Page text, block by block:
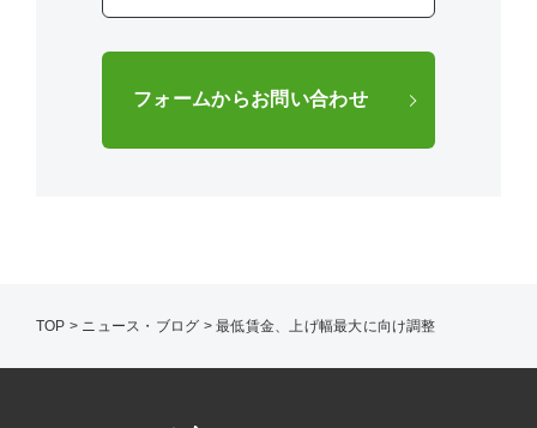
フォームからお問い合わせ
TOP > ニュース・ブログ >最低賃金、上げ幅最大に向け調整